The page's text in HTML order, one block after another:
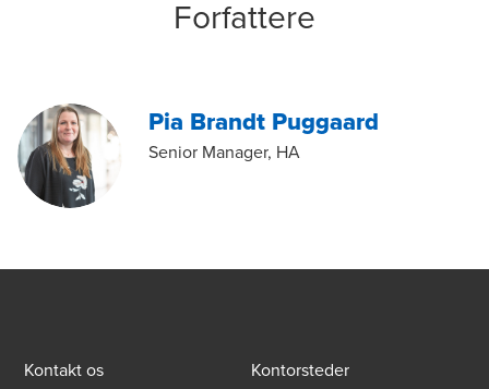
Forfattere
Pia Brandt Puggaard
Senior Manager, HA
Kontakt os
Kontorsteder